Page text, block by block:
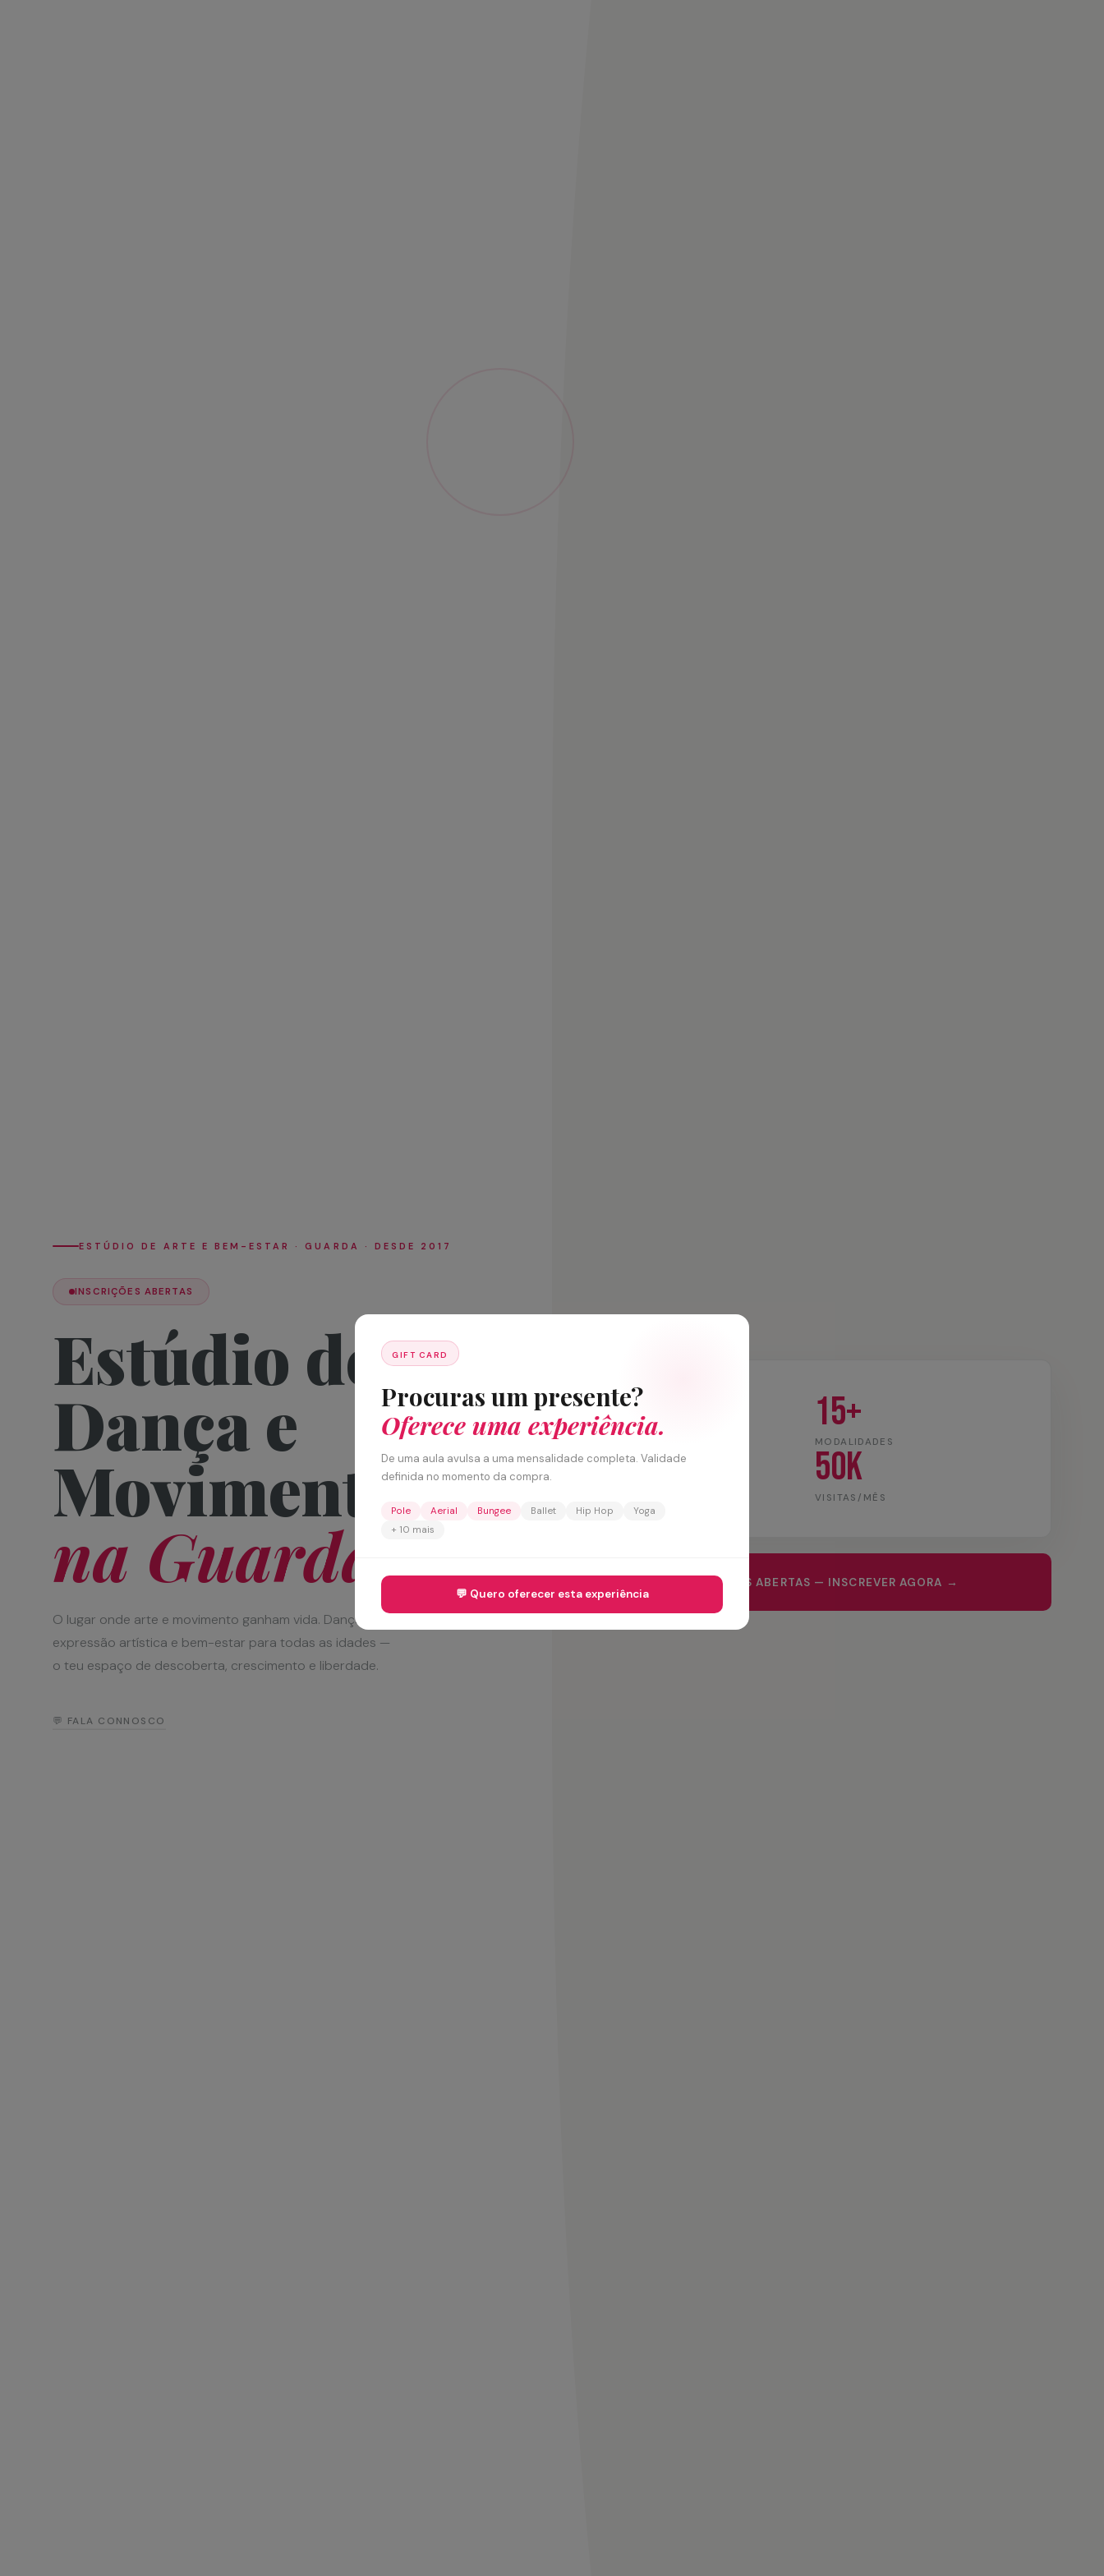
GIFT CARD
Procuras um presente?
Oferece uma experiência.
De uma aula avulsa a uma mensalidade completa. Validade
definida no momento da compra.
Pole Aerial Bungee Ballet Hip Hop
Yoga
+ 10 mais
💬 Quero oferecer esta experiência
ESTÚDIO DE ARTE E BEM-ESTAR · GUARDA · DESDE 2017
INSCRIÇÕES ABERTAS
Estúdio de
Dança e
Movimento
na Guarda
O lugar onde arte e movimento ganham vida. Dança,
expressão artística e bem-estar para todas as idades —
o teu espaço de descoberta, crescimento e liberdade.
💬 FALA CONNOSCO
4.7★ 15+
MODALIDADES
8+ 50K
VISITAS/MÊS
INSCRIÇÕES ABERTAS — INSCREVER AGORA →